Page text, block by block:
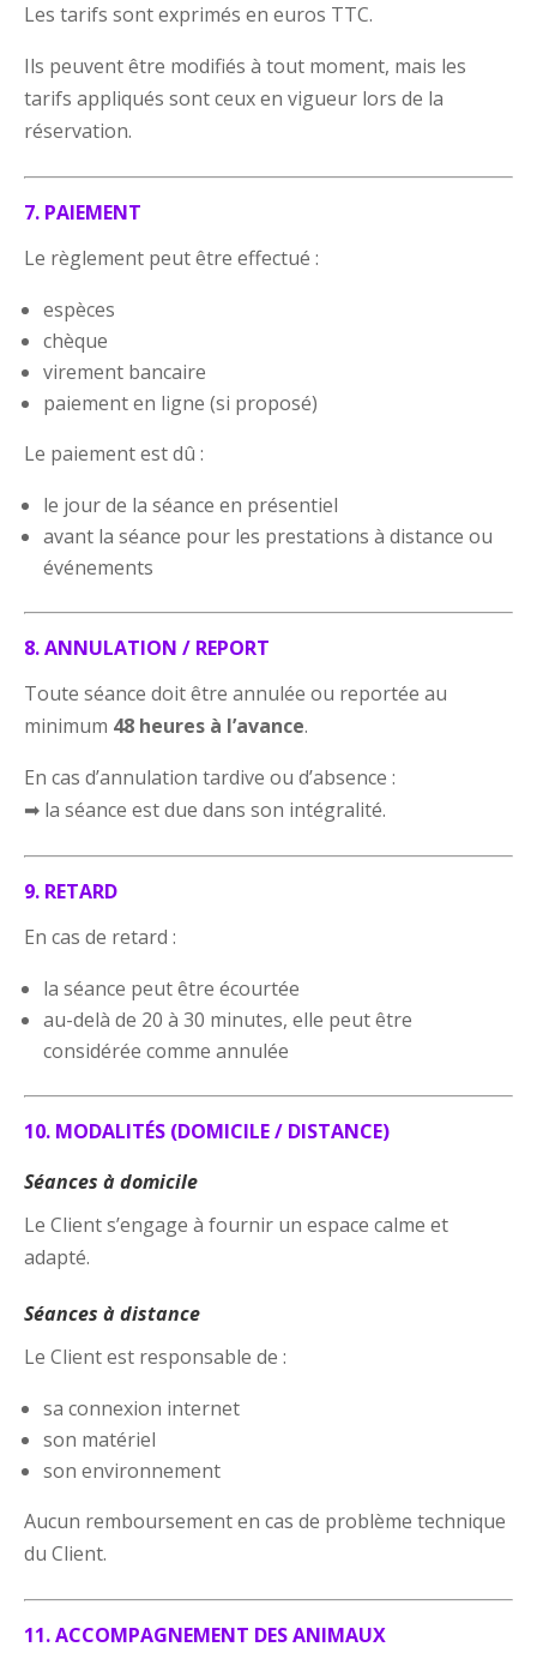
Les tarifs sont exprimés en euros TTC.
Ils peuvent être modifiés à tout moment, mais les
tarifs appliqués sont ceux en vigueur lors de la
réservation.
7. PAIEMENT
Le règlement peut être effectué :
espèces
chèque
virement bancaire
paiement en ligne (si proposé)
Le paiement est dû :
le jour de la séance en présentiel
avant la séance pour les prestations à distance ou
événements
8. ANNULATION / REPORT
Toute séance doit être annulée ou reportée au
minimum 48 heures à l’avance.
En cas d’annulation tardive ou d’absence :
➡ la séance est due dans son intégralité.
9. RETARD
En cas de retard :
la séance peut être écourtée
au-delà de 20 à 30 minutes, elle peut être
considérée comme annulée
10. MODALITÉS (DOMICILE / DISTANCE)
Séances à domicile
Le Client s’engage à fournir un espace calme et
adapté.
Séances à distance
Le Client est responsable de :
sa connexion internet
son matériel
son environnement
Aucun remboursement en cas de problème technique
du Client.
11. ACCOMPAGNEMENT DES ANIMAUX